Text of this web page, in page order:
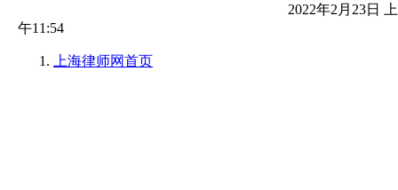
2022年2月23日 上
午11:54
上海律师网首页